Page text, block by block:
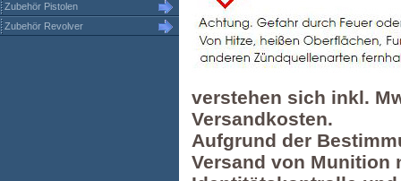
Zubehör Pistolen
Zubehör Revolver
verstehen sich inkl.
Versandkosten.
Aufgrund der
Versand von Munition